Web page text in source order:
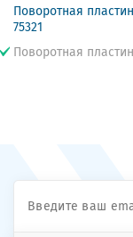
Поворотная
75321
Поворотная